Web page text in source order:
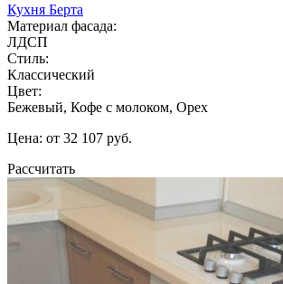
Кухня Берта
Материал фасада:
ЛДСП
Стиль:
Классический
Цвет:
Бежевый, Кофе с молоком, Орех
Цена: от 32 107 руб.
Рассчитать